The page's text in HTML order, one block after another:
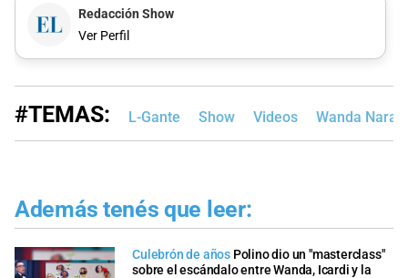
Redacción Show
Ver Perfil
#TEMAS: L-Gante Show Videos Wanda Nara
Además tenés que leer:
Culebrón de años Polino dio un "masterclass"
sobre el escándalo entre Wanda, Icardi y la